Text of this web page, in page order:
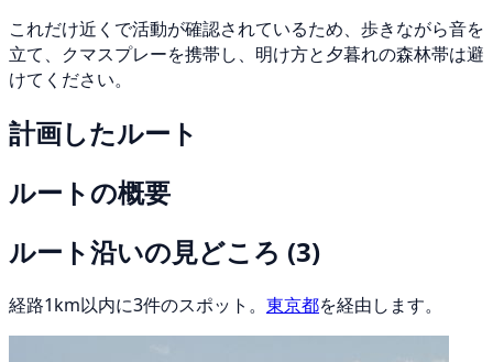
これだけ近くで活動が確認されているため、歩きながら音を
立て、クマスプレーを携帯し、明け方と夕暮れの森林帯は避
けてください。
計画したルート
ルートの概要
ルート沿いの見どころ (3)
経路1km以内に3件のスポット。 東京都を経由します。